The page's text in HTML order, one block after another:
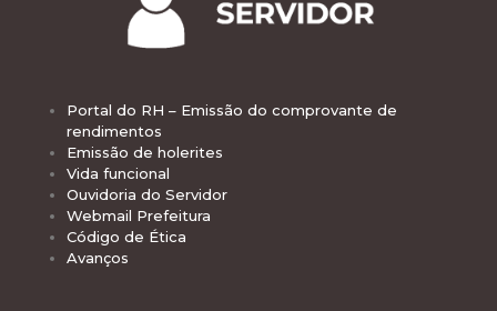
Portal do RH – Emissão do comprovante de
rendimentos
Emissão de holerites
Vida funcional
Ouvidoria do Servidor
Webmail Prefeitura
Código de Ética
Avanços